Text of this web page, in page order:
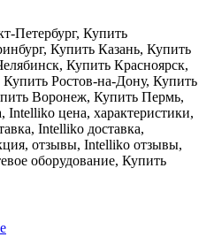
Петербург, Купить
, Купить Казань, Купить
, Купить Красноярск,
Купить Ростов-на-Дону, Купить
Воронеж, Купить Пермь,
, Intelliko цена, характеристики,
, Intelliko доставка,
, отзывы, Intelliko отзывы,
оборудование, Купить